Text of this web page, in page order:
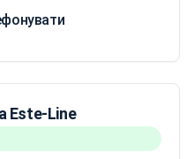
Este-Line